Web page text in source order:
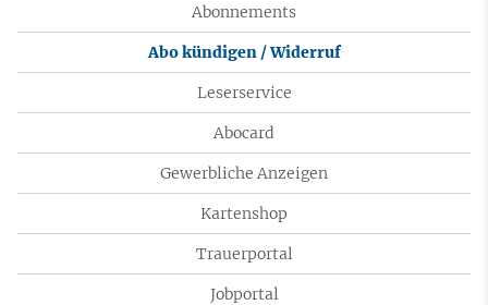
Abonnements
Abo kündigen / Widerruf
Leserservice
Abocard
Gewerbliche Anzeigen
Kartenshop
Trauerportal
Jobportal